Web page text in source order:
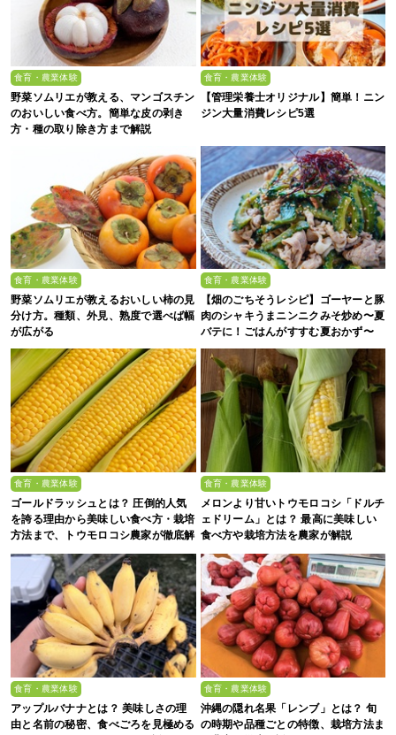
食育・農業体験
野菜ソムリエが教える、マンゴスチン
のおいしい食べ方。簡単な皮の剥き
方・種の取り除き方まで解説
食育・農業体験
【管理栄養士オリジナル】簡単！ニン
ジン大量消費レシピ5選
食育・農業体験
野菜ソムリエが教えるおいしい柿の見
分け方。種類、外見、熟度で選べば幅
が広がる
食育・農業体験
【畑のごちそうレシピ】ゴーヤーと豚
肉のシャキうまニンニクみそ炒め〜夏
バテに！ごはんがすすむ夏おかず〜
食育・農業体験
ゴールドラッシュとは？ 圧倒的人気
を誇る理由から美味しい食べ方・栽培
方法まで、トウモロコシ農家が徹底解
説
食育・農業体験
メロンより甘いトウモロコシ「ドルチ
ェドリーム」とは？ 最高に美味しい
食べ方や栽培方法を農家が解説
食育・農業体験
アップルバナナとは？ 美味しさの理
由と名前の秘密、食べごろを見極める
食育・農業体験
沖縄の隠れ名果「レンブ」とは？ 旬
の時期や品種ごとの特徴、栽培方法ま